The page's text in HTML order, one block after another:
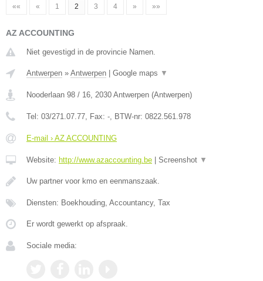
«« « 1 2 3 4 » »»
AZ ACCOUNTING
Niet gevestigd in de provincie Namen.
Antwerpen » Antwerpen Google maps ▼
Nooderlaan 98 / 16, 2030 Antwerpen (Antwerpen)
Tel: 03/271.07.77, Fax: -, BTW-nr: 0822.561.978
E-mail › AZ ACCOUNTING
Website: http://www.azaccounting.be Screenshot ▼
Uw partner voor kmo en eenmanszaak.
Diensten: Boekhouding, Accountancy, Tax
Er wordt gewerkt op afspraak.
Sociale media: